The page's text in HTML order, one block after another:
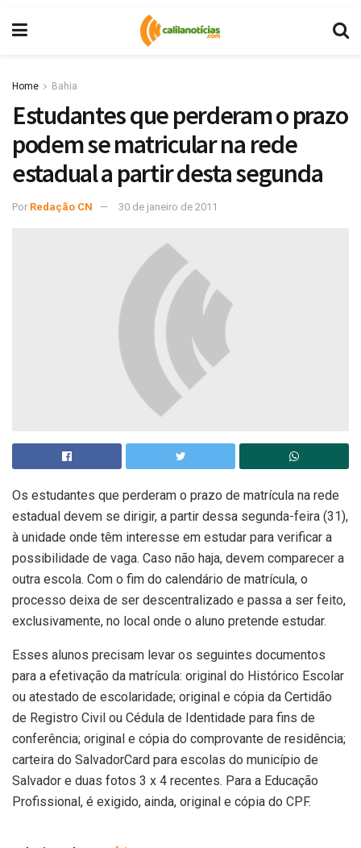
Home Bahia
Estudantes que perderam o prazo
podem se matricular na rede
estadual a partir desta segunda
Por Redação CN 30 de janeiro de 2011
Os estudantes que perderam o prazo de matrícula na rede
estadual devem se dirigir, a partir dessa segunda-feira (31),
à unidade onde têm interesse em estudar para verificar a
possibilidade de vaga. Caso não haja, devem comparecer a
outra escola. Com o fim do calendário de matrícula, o
processo deixa de ser descentralizado e passa a ser feito,
exclusivamente, no local onde o aluno pretende estudar.
Esses alunos precisam levar os seguintes documentos
para a efetivação da matrícula: original do Histórico Escolar
ou atestado de escolaridade; original e cópia da Certidão
de Registro Civil ou Cédula de Identidade para fins de
conferência; original e cópia do comprovante de residência;
carteira do SalvadorCard para escolas do município de
Salvador e duas fotos 3 x 4 recentes. Para a Educação
Profissional, é exigido, ainda, original e cópia do CPF.